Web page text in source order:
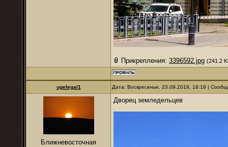
Прикрепления: 3396592.jpg (241.2
ugelegal1 Дата: Воскресенье, 23.09.2018, 18:18 |
Ближневосточная
Дворец земледельцев